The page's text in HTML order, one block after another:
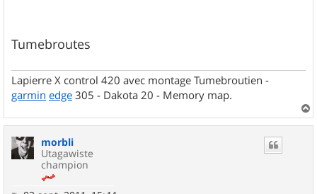
Tumebroutes
Lapierre X control 420 avec montage Tumebroutien -
garmin edge 305 - Dakota 20 - Memory map.
a
morbli
Utagawiste
champion